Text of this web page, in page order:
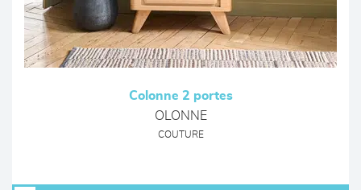
Colonne 2 portes
OLONNE
COUTURE